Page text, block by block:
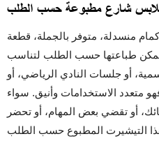
شارع مطبوعة حسب الطلب
منسدلة، متوفر بالجملة، قطعة
يمكن طباعتها حسب الطلب لتناسب
أو جلسات النادي الرياضي، أو
متعدد الاستخدامات وأنيق. سواء
أو تقضي بعض المهام، أو تحضر
التيشيرت المطبوع حسب الطلب